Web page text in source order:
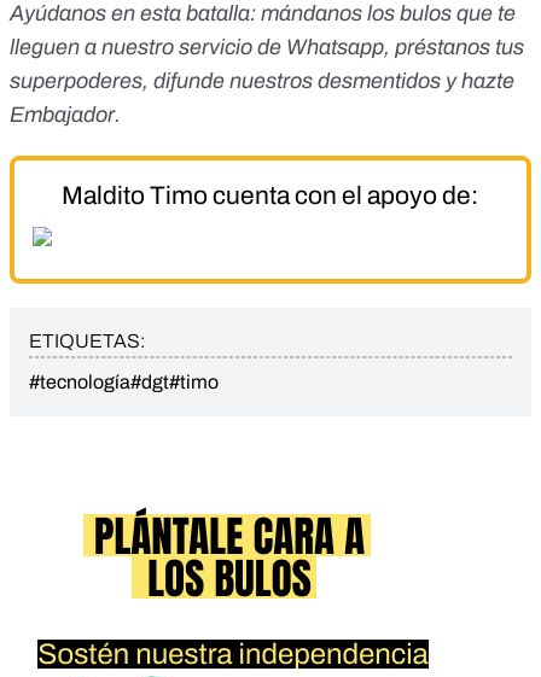
Ayúdanos en esta batalla: mándanos los bulos que te
lleguen a nuestro servicio de Whatsapp, préstanos tus
superpoderes, difunde nuestros desmentidos yhazte
Embajador.
Maldito Timo cuenta con el apoyo de:
ETIQUETAS:
#tecnología#dgt#timo